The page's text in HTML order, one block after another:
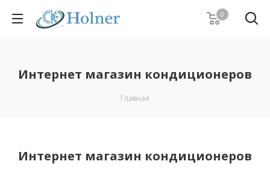
0
Интернет магазин кондиционеров
Главная
Интернет магазин кондиционеров